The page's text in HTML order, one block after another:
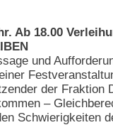
Ab 18.00
und
der
–
Schwierigkeiten